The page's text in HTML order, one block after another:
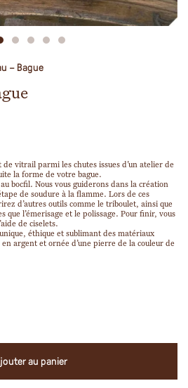
– Bague
vitrail parmi les chutes issues d’un atelier de
la forme de votre bague.
bocfil. Nous vous guiderons dans la création
de soudure à la flamme. Lors de ces
d’autres outils comme le triboulet, ainsi que
que l’émerisage et le polissage. Pour finir, vous
de ciselets.
éthique et sublimant des matériaux
en argent et ornée d’une pierre de la couleur de
au panier